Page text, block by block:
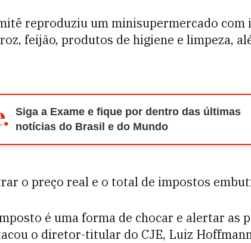
reproduziu um minisupermercado com
feijão, produtos de higiene e limpeza,
Siga a Exame e fique por dentro das últimas
notícias do Brasil e do Mundo
o preço real e o total de impostos
é uma forma de chocar e alertar as
o diretor-titular do CJE, Luiz